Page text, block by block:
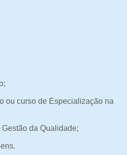
ou curso de Especialização na
da Qualidade;